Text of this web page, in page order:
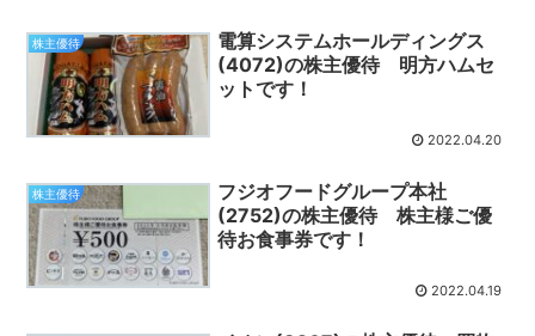
株主優待
電算システムホールディングス
(4072)の株主優待 明方ハムセ
ットです！
2022.04.20
株主優待
フジオフードグループ本社
(2752)の株主優待 株主様ご優
待お食事券です！
2022.04.19